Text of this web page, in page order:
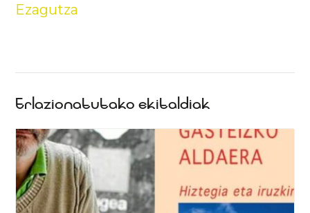
Ezagutza
Erlazionatutako ekitaldiak